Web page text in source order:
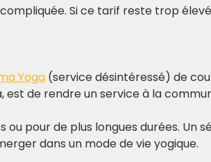
Si ce tarif reste trop
Yoga (service désintéressé) de
est de rendre un service à la
pour de plus longues durées. Un
dans un mode de vie yogique.